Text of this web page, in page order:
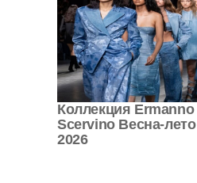
Коллекция Ermanno
Scervino Весна-лето
2026